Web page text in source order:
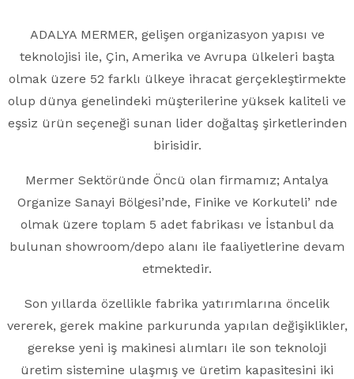
ADALYA MERMER, gelişen organizasyon yapısı ve
teknolojisi ile, Çin, Amerika ve Avrupa ülkeleri başta
olmak üzere 52 farklı ülkeye ihracat gerçekleştirmekte
olup dünya genelindeki müşterilerine yüksek kaliteli ve
eşsiz ürün seçeneği sunan lider doğaltaş şirketlerinden
birisidir.
Mermer Sektöründe Öncü olan firmamız; Antalya
Organize Sanayi Bölgesi’nde, Finike ve Korkuteli’ nde
olmak üzere toplam 5 adet fabrikası ve İstanbul da
bulunan showroom/depo alanı ile faaliyetlerine devam
etmektedir.
Son yıllarda özellikle fabrika yatırımlarına öncelik
vererek, gerek makine parkurunda yapılan değişiklikler,
gerekse yeni iş makinesi alımları ile son teknoloji
üretim sistemine ulaşmış ve üretim kapasitesini iki